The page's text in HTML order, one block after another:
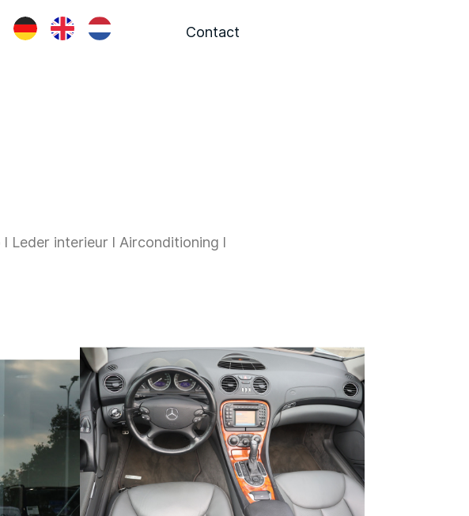
Contact
Leder interieur l Airconditioning l